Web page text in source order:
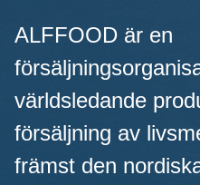
ALFFOOD är en
världsledande
försäljning av
främst den